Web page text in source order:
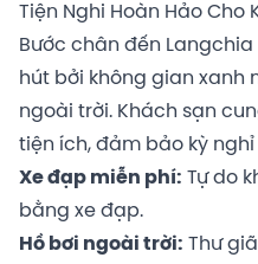
Tiện Nghi Hoàn Hảo Cho
Bước chân đến
hút bởi không gian xanh
ngoài trời. Khách sạn
tiện ích, đảm bảo kỳ
Xe đạp miễn phí: Tự do
bằng xe đạp.
Hồ bơi ngoài trời: Thư